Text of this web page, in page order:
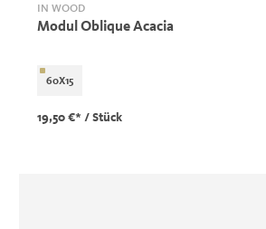
IN WOOD
Modul Oblique Acacia
60X15
19,50 €* / Stück